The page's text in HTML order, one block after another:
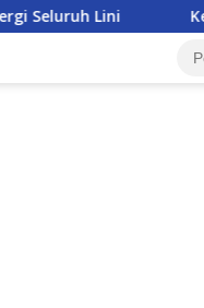
Kepulangan Satgas Kizi